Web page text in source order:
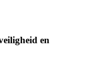
en